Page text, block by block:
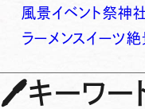
風景イベント祭神
ラーメンスイーツ絶
🖊キーワ